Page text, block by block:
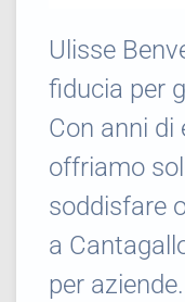
Ulisse
fiducia per
Con anni di
offriamo
soddisfare
a
per